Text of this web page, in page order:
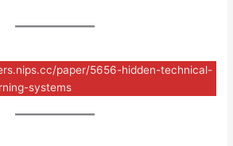
paper/5656-hidden-technical-
systems